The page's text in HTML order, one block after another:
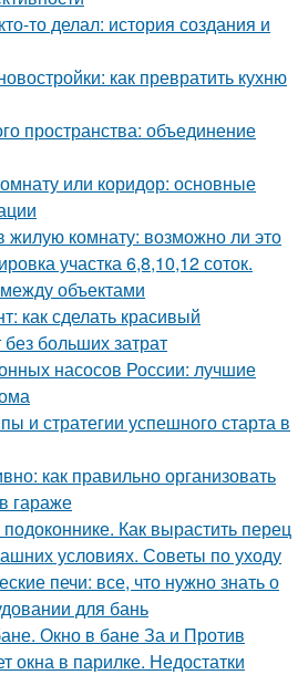
то делал: история создания и
как превратить кухню
пространства: объединение
или коридор: основные
жилую комнату: возможно ли это
участка 6,8,10,12 соток.
объектами
как сделать красивый
больших затрат
насосов России: лучшие
и стратегии успешного старта в
как правильно организовать
гараже
Как вырастить перец
условиях. Советы по уходу
печи: все, что нужно знать о
для бань
Окно в бане За и Против
окна в парилке. Недостатки